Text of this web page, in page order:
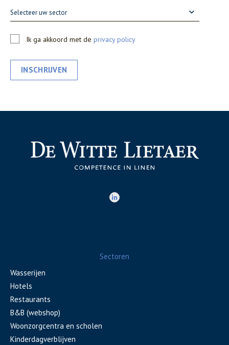
Selecteer uw sector
Ik ga akkoord met de privacy policy
INSCHRIJVEN
Sectoren
Wasserijen
Hotels
Restaurants
B&B (webshop)
Woonzorgcentra en scholen
Kinderdagverblijven